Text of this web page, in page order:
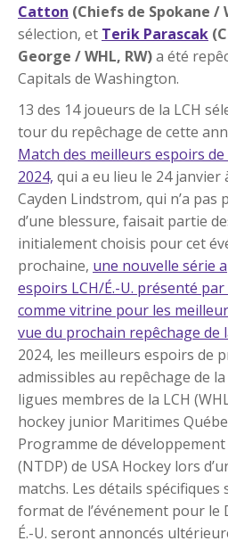
Catton (Chiefs de Spokane /
sélection, et Terik Parascak
George / WHL, RW)a été
Capitals de Washington.
13 des 14 joueurs de la LCH
tour du repêchage de cette
Match des meilleurs espoirs
2024, qui a eu lieu le 24 janvier
Cayden Lindstrom, qui n’a pas
d’une blessure, faisait partie
initialement choisis pour cet
prochaine, une nouvelle série
espoirs LCH/É.-U. présenté
comme vitrine pour les
vue du prochain repêchage de
2024, les meilleurs espoirs de
admissibles au repêchage de
ligues membres de la LCH
hockey junior Maritimes
Programme de
(NTDP) de USA Hockey lors
matchs. Les détails spécifiques
format de l’événement pour le
É.-U. seront annoncés